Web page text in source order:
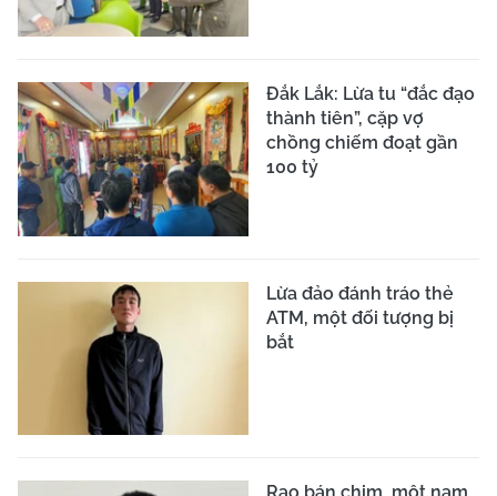
Đắk Lắk: Lừa tu “đắc đạo
thành tiên”, cặp vợ
chồng chiếm đoạt gần
100 tỷ
Lừa đảo đánh tráo thẻ
ATM, một đối tượng bị
bắt